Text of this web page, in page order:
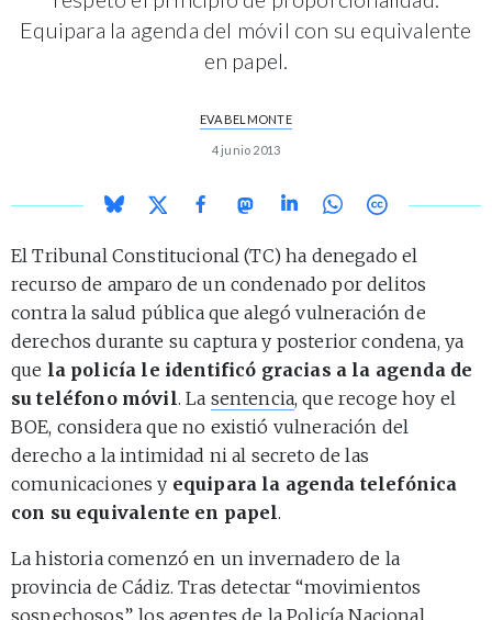
Equipara la agenda del móvil con su equivalente
en papel.
EVA BELMONTE
4 junio 2013
El Tribunal Constitucional (TC) ha denegado el
recurso de amparo de un condenado por delitos
contra la salud pública que alegó vulneración de
derechos durante su captura y posterior condena, ya
que la policía le identificó gracias a la agenda de
su teléfono móvil. La sentencia, que recoge hoy el
BOE, considera que no existió vulneración del
derecho a la intimidad ni al secreto de las
comunicaciones y equipara la agenda telefónica
con su equivalente en papel.
La historia comenzó en un invernadero de la
provincia de Cádiz. Tras detectar “movimientos
sospechosos”, los agentes de la Policía Nacional